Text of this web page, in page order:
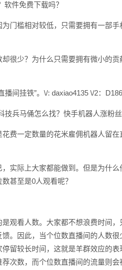
件免费下载吗？
门槛相对较低，只需要拥有一部
很少？为什么只需要拥有微小的
间挂铁”。\/: daxiao4135 \/2：
费一定数量的花米雇佣机器人留
实际上大家都能做到。但是为什
甚至是0人观看呢？
观看人数。大家都不想浪费时间
。因此，当个位数直播间的人数
留较长时间，这就是羊群效应的
次数，而个位数直播间的流量则会